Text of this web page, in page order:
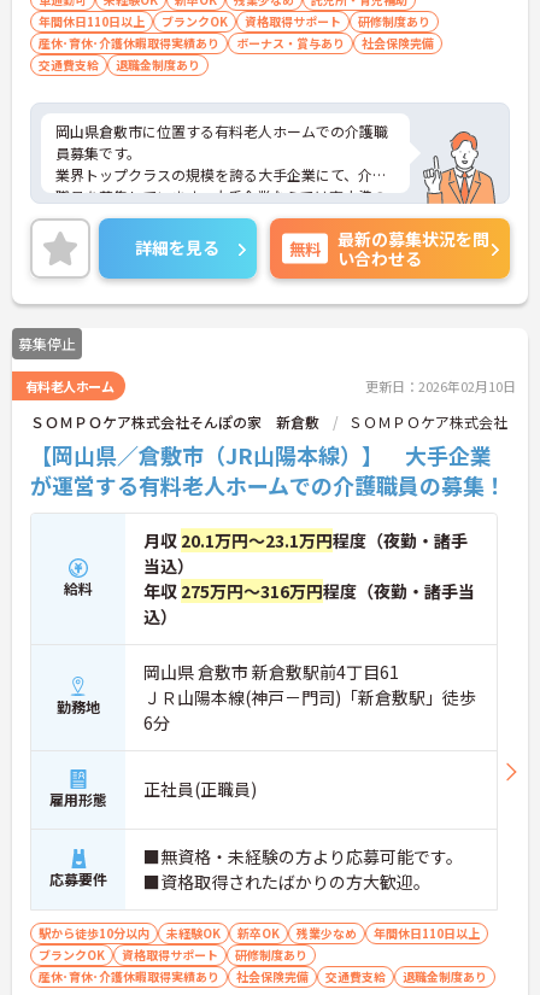
年間休日110日以上
ブランクOK 資格取得サポート
研修制度あり
産休･育休･介護休暇取得実績あり
ボーナス・賞与あり
社会保険完備
交通費支給
退職金制度あり
岡山県倉敷市に位置する有料老人ホームでの介護職
員募集です。
業界トップクラスの規模を誇る大手企業にて、介護
職員を募集しています。大手企業ならでは高水準の
待遇、充実した福利厚生が魅力です。ご興味ある方
には、面接対策ポイントなど、さらに詳細をお話し
いたしますのでお気軽にご相談ください。
詳細を見る 無料
最新の募集状況を問
い合わせる
募集停止
有料老人ホーム 更新日：2026年02月10日
ＳＯＭＰＯケア株式会社そんぽの家 新倉敷 ＳＯＭＰＯケア株式会社
【岡山県／倉敷市（JR山陽本線）】 大手企業
が運営する有料老人ホームでの介護職員の募集！
給料
月収 20.1万円～23.1万円程度（夜勤・諸手
当込）
年収 275万円～316万円程度（夜勤・諸手当
込）
勤務地
岡山県 倉敷市 新倉敷駅前4丁目61
ＪＲ山陽本線(神戸－門司)「新倉敷駅」徒歩
6分
雇用形態 正社員(正職員)
応募要件
■無資格・未経験の方より応募可能です。
■資格取得されたばかりの方大歓迎。
駅から徒歩10分以内 未経験OK 新卒OK 残業少なめ
年間休日110日以上
ブランクOK
資格取得サポート
研修制度あり
産休･育休･介護休暇取得実績あり
社会保険完備 交通費支給 退職金制度あり